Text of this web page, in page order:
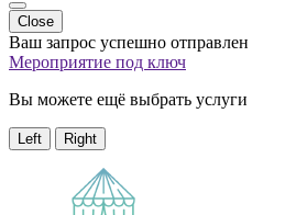
Close
Ваш запрос успешно отправлен
Мероприятие под ключ
Вы можете ещё выбрать услуги
Left Right